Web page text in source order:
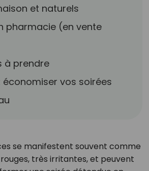
et naturels
pharmacie (en vente
à prendre
économiser vos soirées
se manifestent souvent comme
très irritantes, et peuvent